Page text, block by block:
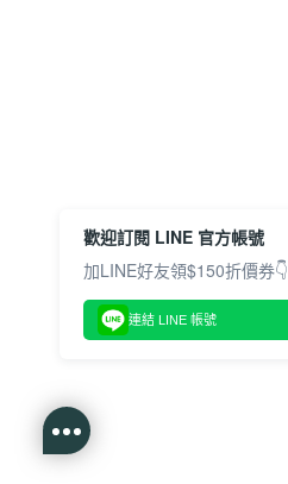
歡迎訂閱 LINE 官方帳號
加LINE好友領$150折價券👇
連結 LINE 帳號